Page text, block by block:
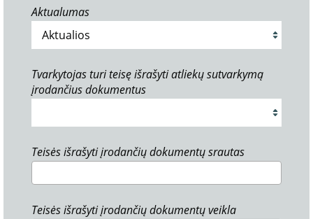
Aktualumas
Tvarkytojas turi teisę išrašyti atliekų sutvarkymą
įrodančius dokumentus
Teisės išrašyti įrodančių dokumentų srautas
Teisės išrašyti įrodančių dokumentų veikla